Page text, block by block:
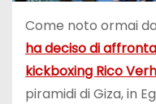
Come noto ormai
ha deciso di
kickboxing Rico
piramidi di Giza, in